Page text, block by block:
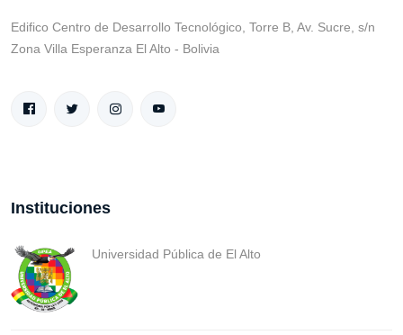
Edifico Centro de Desarrollo Tecnológico, Torre B, Av. Sucre, s/n
Zona Villa Esperanza El Alto - Bolivia
Instituciones
Universidad Pública de El Alto